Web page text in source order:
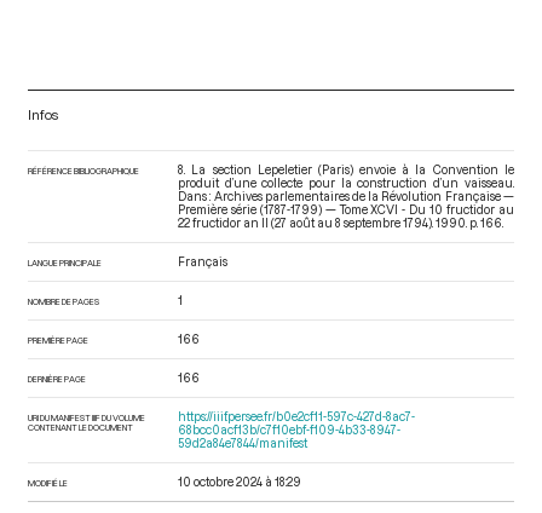
Infos
RÉFÉRENCE BIBLIOGRAPHIQUE
8. La section Lepeletier (Paris) envoie à la Convention le
produit d’une collecte pour la construction d’un vaisseau.
Dans : Archives parlementaires de la Révolution Française —
Première série (1787-1799) — Tome XCVI - Du 10 fructidor au
22 fructidor an II (27 août au 8 septembre 1794) . 1990. p. 166.
LANGUE PRINCIPALE Français
NOMBRE DE PAGES 1
PREMIÈRE PAGE 166
DERNIÈRE PAGE 166
URI DU MANIFEST IIIF DU VOLUME
CONTENANT LE DOCUMENT
https://iiif.persee.fr/b0e2cf11-597c-427d-8ac7-
68bcc0acf13b/c7f10ebf-f109-4b33-8947-
59d2a84e7844/manifest
MODIFIÉ LE 10 octobre 2024 à 18:29